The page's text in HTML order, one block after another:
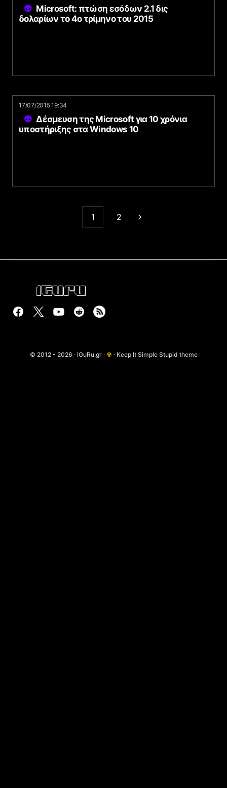
Microsoft: πτώση εσόδων 2.1 δις
δολαρίων το 4ο τρίμηνο του 2015
17/07/2015 19:34
Δέσμευση της Microsoft για 10 χρόνια
υποστήριξης στα Windows 10
1 2
© 2012 - 2026 · iGuRu.gr · ☢ · Keep It Simple Stupid theme